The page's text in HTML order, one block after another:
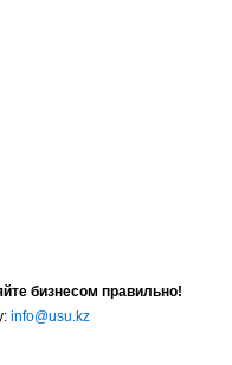
бизнесом правильно!
info@usu.kz